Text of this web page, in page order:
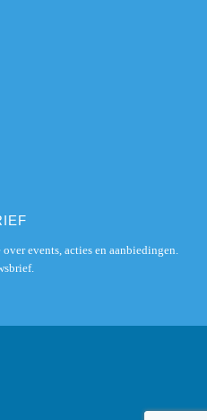
events, acties en aanbiedingen.